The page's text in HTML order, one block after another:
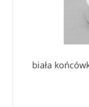
biała